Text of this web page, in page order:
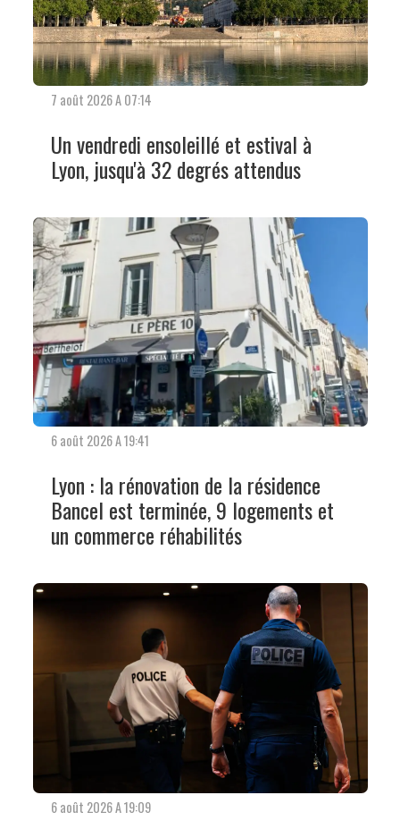
7 août 2026 A 07:14
Un vendredi ensoleillé et estival à
Lyon, jusqu'à 32 degrés attendus
6 août 2026 A 19:41
Lyon : la rénovation de la résidence
Bancel est terminée, 9 logements et
un commerce réhabilités
6 août 2026 A 19:09